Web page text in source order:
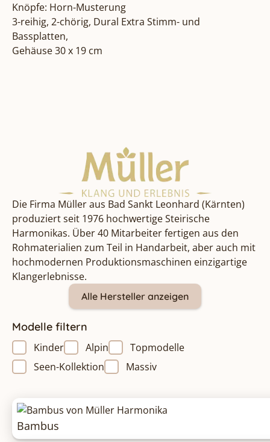
Knöpfe: Horn-Musterung
3-reihig, 2-chörig, Dural Extra Stimm- und
Bassplatten,
Gehäuse 30 x 19 cm
Die Firma Müller aus Bad Sankt Leonhard (Kärnten)
produziert seit 1976 hochwertige Steirische
Harmonikas. Über 40 Mitarbeiter fertigen aus den
Rohmaterialien zum Teil in Handarbeit, aber auch mit
hochmodernen Produktionsmaschinen einzigartige
Klangerlebnisse.
Alle Hersteller anzeigen
Modelle filtern
Kinder Alpin
Topmodelle
Seen-Kollektion
Massiv
Bambus